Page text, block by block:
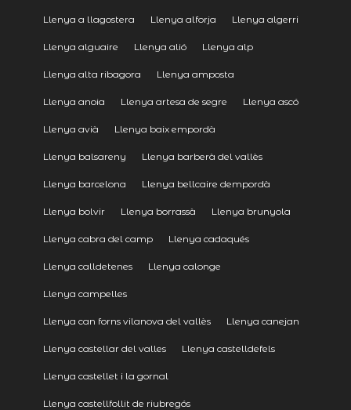
Llenya a llagostera Llenya alforja Llenya algerri
Llenya alguaire Llenya alió Llenya alp
Llenya alta ribagora Llenya amposta
Llenya anoia Llenya artesa de segre Llenya ascó
Llenya avià Llenya baix empordà
Llenya balsareny Llenya barberà del vallès
Llenya barcelona Llenya bellcaire dempordà
Llenya bolvir Llenya borrassà Llenya brunyola
Llenya cabra del camp Llenya cadaqués
Llenya calldetenes Llenya calonge
Llenya campelles
Llenya can forns vilanova del vallès Llenya canejan
Llenya castellar del valles Llenya castelldefels
Llenya castellet i la gornal
Llenya castellfollit de riubregós